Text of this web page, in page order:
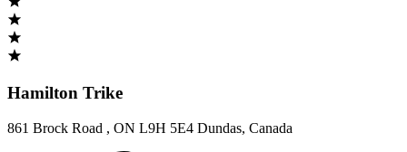
Hamilton Trike
861 Brock Road , ON L9H 5E4 Dundas, Canada